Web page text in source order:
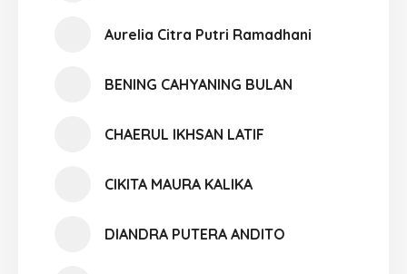
Aurelia Citra Putri Ramadhani
BENING CAHYANING BULAN
CHAERUL IKHSAN LATIF
CIKITA MAURA KALIKA
DIANDRA PUTERA ANDITO